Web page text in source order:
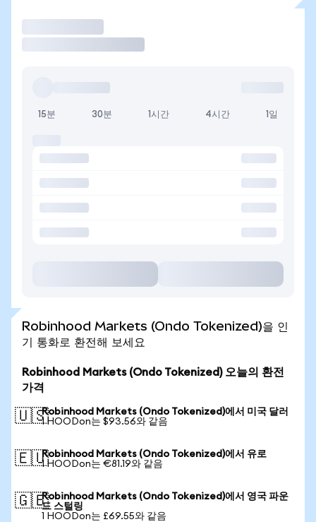
15분 30분 1시간 4시간 1일
Robinhood Markets (Ondo Tokenized)을 인
기 통화로 환전해 보세요
Robinhood Markets (Ondo Tokenized) 오늘의 환전
가격
🇺🇸Robinhood Markets (Ondo Tokenized)에서 미국 달러
1 HOODon는 $93.56와 같음
🇪🇺Robinhood Markets (Ondo Tokenized)에서 유로
1 HOODon는 €81.19와 같음
🇬🇧Robinhood Markets (Ondo Tokenized)에서 영국 파운
드 스털링
1 HOODon는 £69.55와 같음